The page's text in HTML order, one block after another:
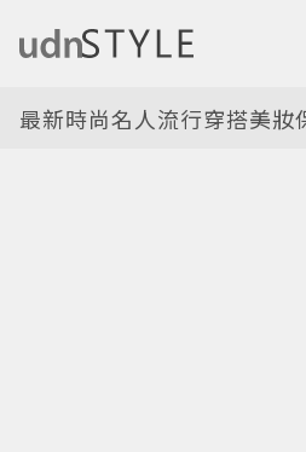
最新時尚名人流行穿搭美妝